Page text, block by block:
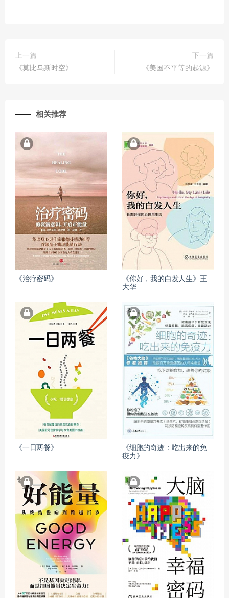
上一篇
《莫比乌斯时空》
下一篇
《美国不平等的起源》
相关推荐
《治疗密码》
《你好，我的白发人生》王
大华
《一日两餐》
《细胞的奇迹：吃出来的免
疫力》